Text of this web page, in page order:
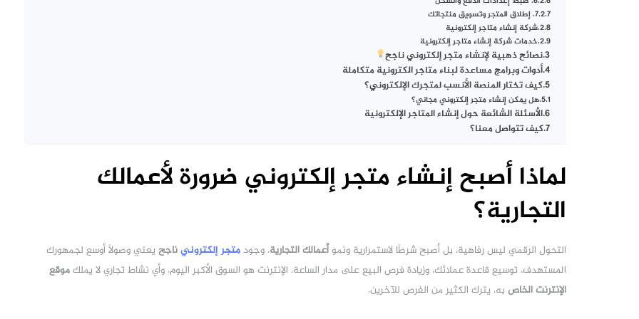
7. إطلاق المتجر وتسويق منتجاتك
شركة إنشاء متاجر إلكترونية
خدمات شركة إنشاء متاجر إلكترونية
نصائح ذهبية لإنشاء متجر إلكتروني ناجح
أدوات وبرامج مساعدة لبناء متاجر الكترونية متكاملة
كيف تختار المنصة الأنسب لمتجرك الإلكتروني؟
هل يمكن إنشاء متجر إلكتروني مجاني؟
الأسئلة الشائعة حول إنشاء المتاجر الإلكترونية
كيف تتواصل معنا؟
لماذا أصبح إنشاء متجر إلكتروني ضرورة لأعمالك
التجارية؟
التحول الرقمي ليس رفاهية، بل أصبح شرطًا لاستمرارية ونموأعمالك التجارية. وجودمتجر إلكترونيناجح يعني وصولاً أوسع لجمهورك
المستهدف، توسيع قاعدة عملائك، وزيادة فرص البيع على مدار الساعة. الإنترنت هو السوق الأكبر اليوم، وأي نشاط تجاري لا يملكموقع
الإنترنت الخاص به، يترك الكثير من الفرص للآخرين.